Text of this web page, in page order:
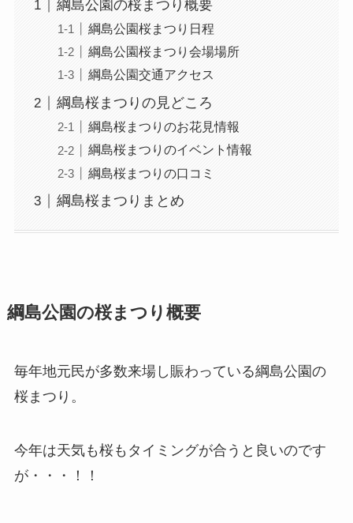
綱島公園の桜まつり概要
綱島公園桜まつり日程
綱島公園桜まつり会場場所
綱島公園交通アクセス
綱島桜まつりの見どころ
綱島桜まつりのお花見情報
綱島桜まつりのイベント情報
綱島桜まつりの口コミ
綱島桜まつりまとめ
綱島公園の桜まつり概要
毎年地元民が多数来場し賑わっている綱島公園の
桜まつり。
今年は天気も桜もタイミングが合うと良いのです
が・・・！！